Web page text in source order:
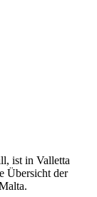
ist in Valletta
Übersicht der